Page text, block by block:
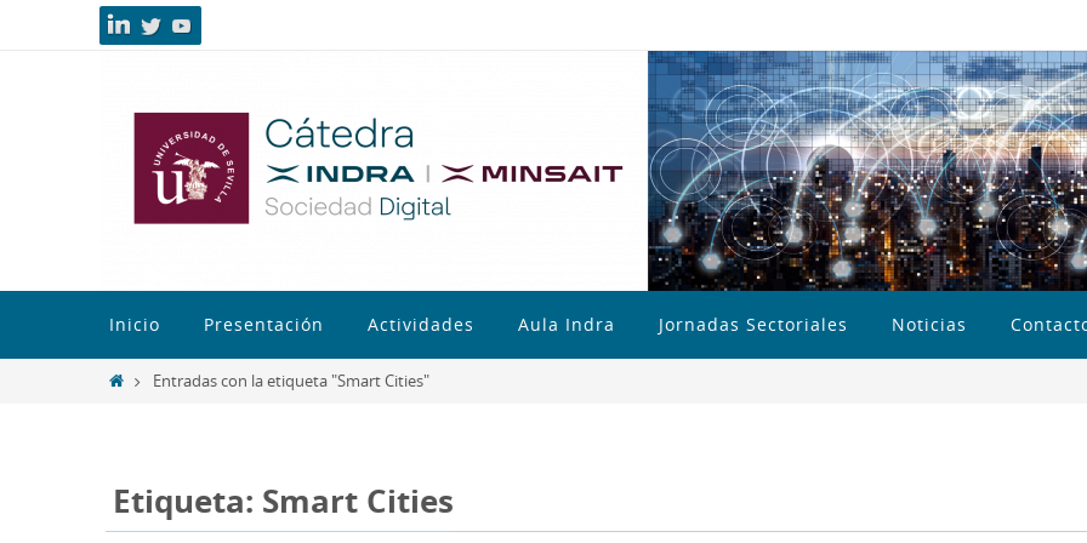
Inicio Presentación Actividades Aula Indra Jornadas Sectoriales Noticias
Entradas con la etiqueta "Smart Cities"
Etiqueta: Smart Cities